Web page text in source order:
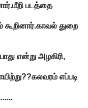
படத்தை
கூறினார்.காவல் துறை
என்று அழகிரி,
எப்படி